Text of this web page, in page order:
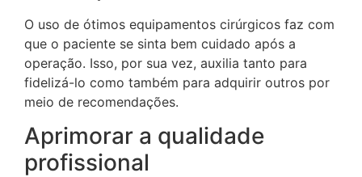
O uso de ótimos equipamentos cirúrgicos faz com
que o paciente se sinta bem cuidado após a
operação. Isso, por sua vez, auxilia tanto para
fidelizá-lo como também para adquirir outros por
meio de recomendações.
Aprimorar a qualidade
profissional